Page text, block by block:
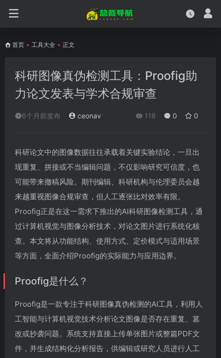
首页 • 工具大全 • 正文
科研图像真伪检测工具：Proofig助
力论文发表与学术合规审查
6个月前发布 ceonav 118 0 0
科研论文中的图像数据往往承载着关键实验结论，一旦出
现重复、拼接或不当编辑问题，不仅影响研究可信度，也
可能带来撤稿风险。期刊编辑、科研机构与伦理委员会越
来越重视图像合规审查，但人工逐张比对效率有限。
Proofig正是在这一需求下推出的AI科研图像检测工具，通
过计算机视觉与图像分析技术，对论文图片进行系统化核
查。本文将从功能结构、使用方式、定价模式与适用场景
等方面，全面介绍Proofig的实际能力与应用边界。
Proofig是什么？
Proofig是一款专注于科研图像真伪检测的AI工具，利用人
工智能与计算机视觉技术分析论文图像是否存在重复、篡
改或抄袭问题。系统支持直接上传单张图片或整篇PDF文
件，并生成结构化分析报告，供编辑或研究人员进行人工